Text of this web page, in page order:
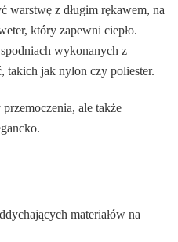
warstwę z długim rękawem, na
który zapewni ciepło.
wykonanych z
takich jak nylon czy poliester.
ale także
materiałów na